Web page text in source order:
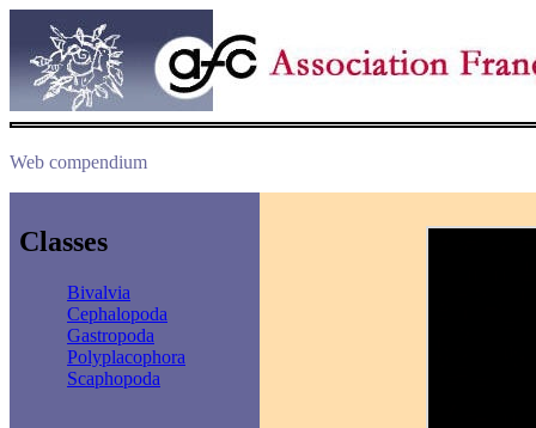
Web compendium
Classes
Bivalvia
Cephalopoda
Gastropoda
Polyplacophora
Scaphopoda